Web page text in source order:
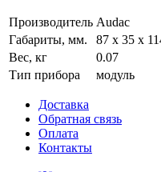
Производитель Audac
Габариты, мм.
87 x 35 x
Вес, кг
0.07
Тип прибора
модуль
Доставка
Обратная связь
Оплата
Контакты